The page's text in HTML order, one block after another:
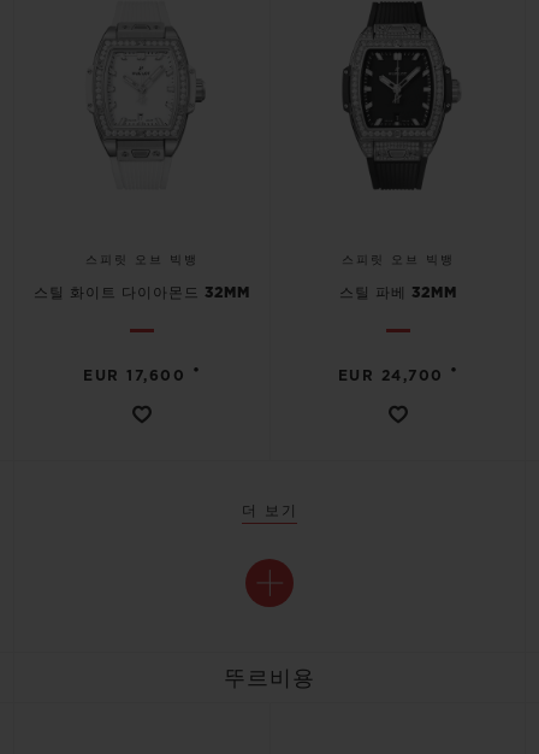
스피릿 오브 빅뱅
스틸 화이트 다이아몬드 32MM
EUR 17,600 •
스피릿 오브 빅뱅
스틸 파베 32MM
EUR 24,700 •
더 보기
뚜르비용